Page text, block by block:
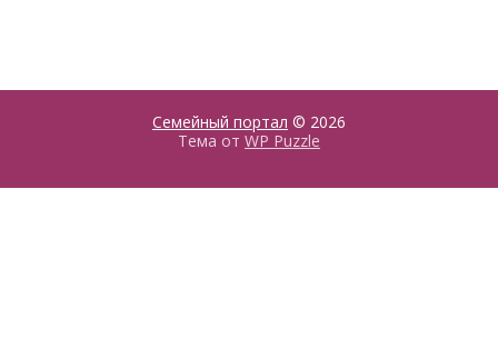
Семейный портал © 2026
Тема от WP Puzzle